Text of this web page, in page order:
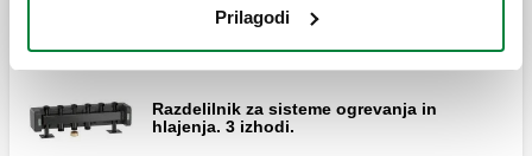
Prilagodi
Razdelilnik za sisteme ogrevanja in
hlajenja. 3 izhodi.